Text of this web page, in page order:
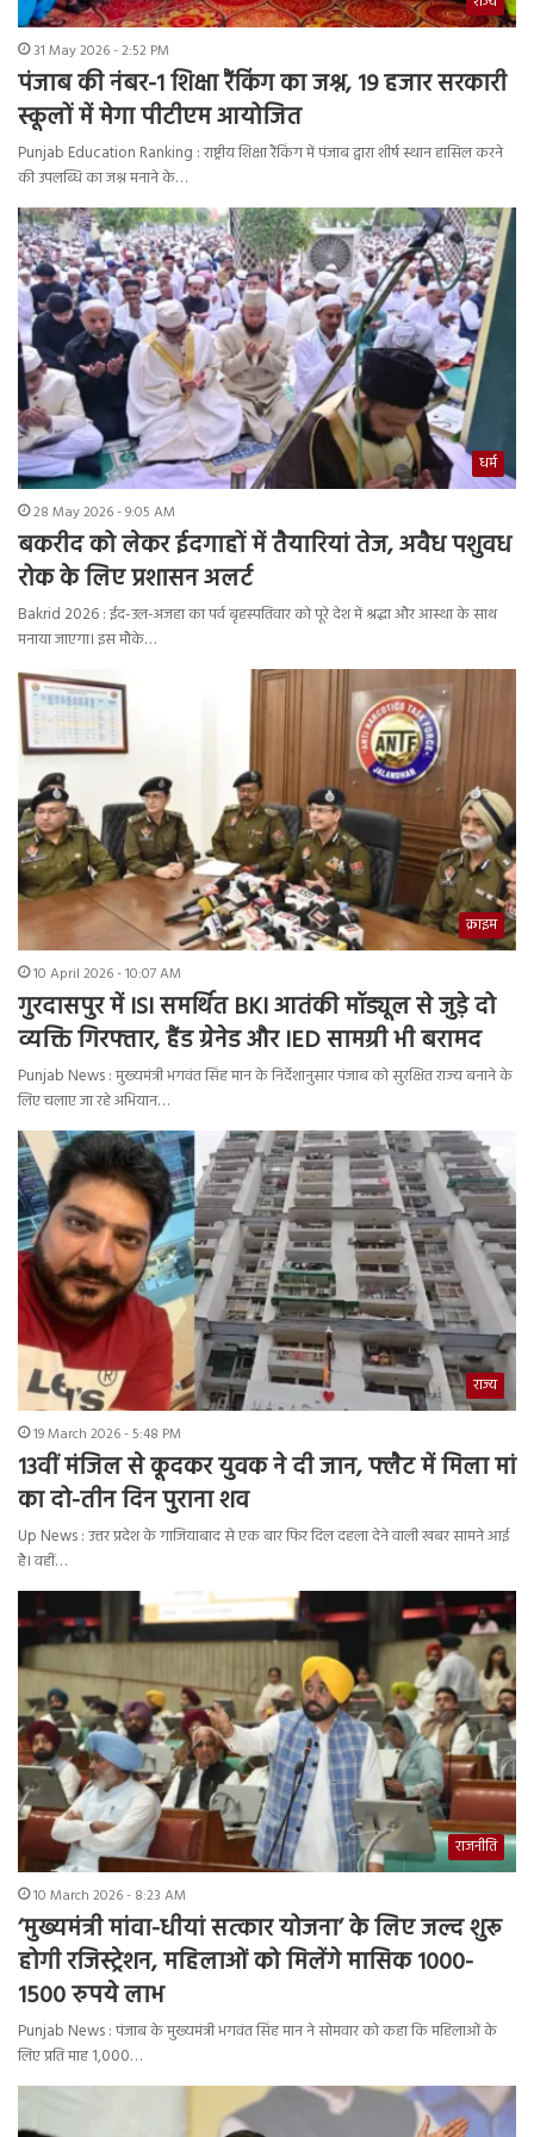
31 May 2026 - 2:52 PM
पंजाब की नंबर-1 शिक्षा रैंकिंग का जश्न, 19 हजार सरकारी
स्कूलों में मेगा पीटीएम आयोजित
Punjab Education Ranking : राष्ट्रीय शिक्षा रैंकिंग में पंजाब द्वारा शीर्ष स्थान हासिल करने
की उपलब्धि का जश्न मनाने के…
धर्म
28 May 2026 - 9:05 AM
बकरीद को लेकर ईदगाहों में तैयारियां तेज, अवैध पशुवध
रोक के लिए प्रशासन अलर्ट
Bakrid 2026 : ईद-उल-अजहा का पर्व बृहस्पतिवार को पूरे देश में श्रद्धा और आस्था के साथ
मनाया जाएगा। इस मौके…
क्राइम
10 April 2026 - 10:07 AM
गुरदासपुर में ISI समर्थित BKI आतंकी मॉड्यूल से जुड़े दो
व्यक्ति गिरफ्तार, हैंड ग्रेनेड और IED सामग्री भी बरामद
Punjab News : मुख्यमंत्री भगवंत सिंह मान के निर्देशानुसार पंजाब को सुरक्षित राज्य बनाने के
लिए चलाए जा रहे अभियान…
राज्य
19 March 2026 - 5:48 PM
13वीं मंजिल से कूदकर युवक ने दी जान, फ्लैट में मिला मां
का दो-तीन दिन पुराना शव
Up News : उत्तर प्रदेश के गाजियाबाद से एक बार फिर दिल दहला देने वाली खबर सामने आई
है। वहीं…
राजनीति
10 March 2026 - 8:23 AM
‘मुख्यमंत्री मांवा-धीयां सत्कार योजना’ के लिए जल्द शुरू
होगी रजिस्ट्रेशन, महिलाओं को मिलेंगे मासिक 1000-
1500 रुपये लाभ
Punjab News : पंजाब के मुख्यमंत्री भगवंत सिंह मान ने सोमवार को कहा कि महिलाओं के
लिए प्रति माह 1,000…